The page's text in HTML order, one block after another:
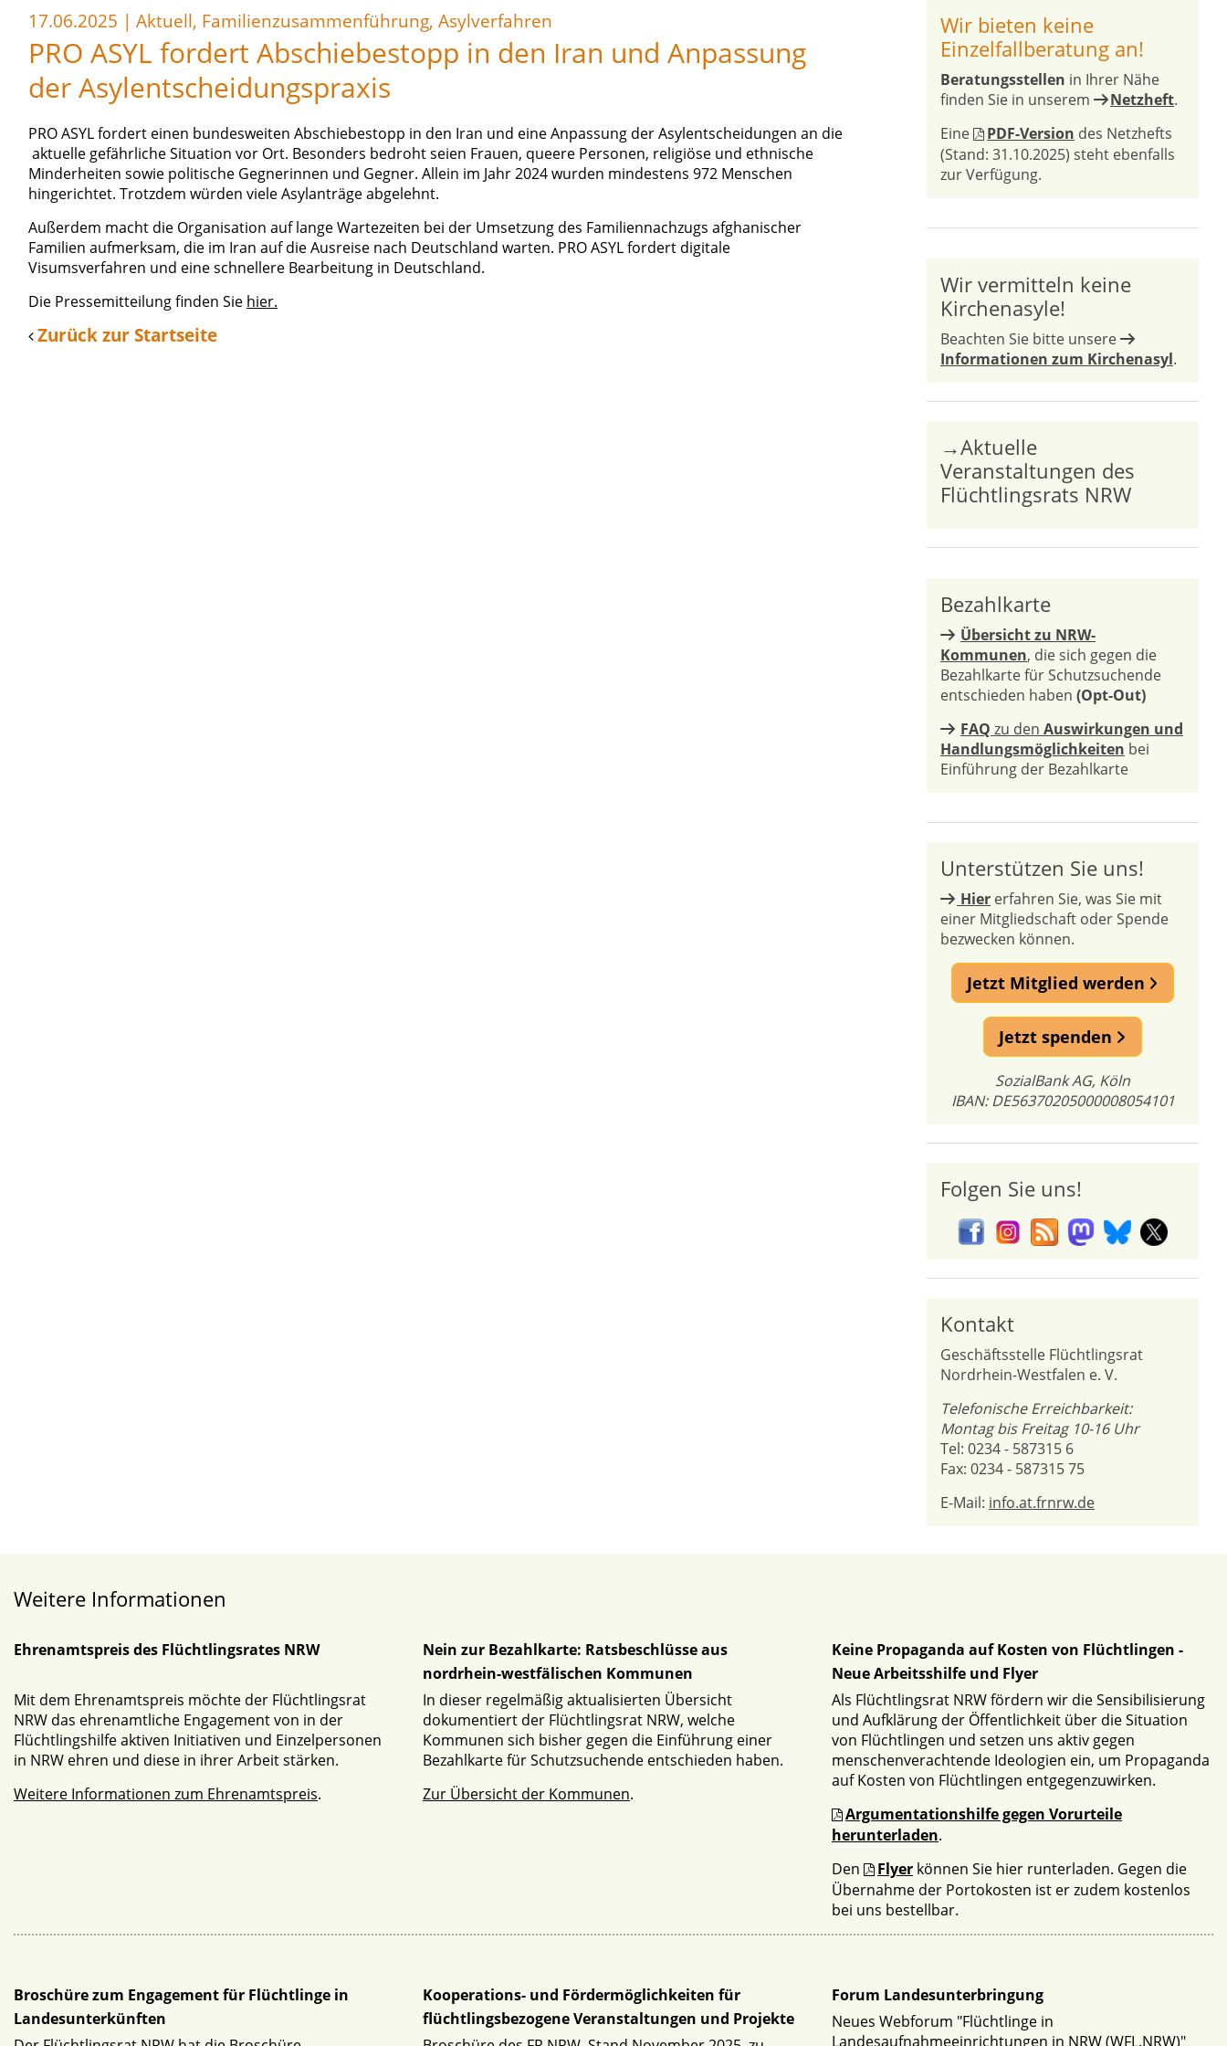
17.06.2025 | Aktuell, Familienzusammenführung, Asylverfahren
PRO ASYL fordert Abschiebestopp in den Iran und Anpassung
der Asylentscheidungspraxis
PRO ASYL fordert einen bundesweiten Abschiebestopp in den Iran und eine Anpassung der Asylentscheidungen an die
aktuelle gefährliche Situation vor Ort. Besonders bedroht seien Frauen, queere Personen, religiöse und ethnische
Minderheiten sowie politische Gegnerinnen und Gegner. Allein im Jahr 2024 wurden mindestens 972 Menschen
hingerichtet. Trotzdem würden viele Asylanträge abgelehnt.
Außerdem macht die Organisation auf lange Wartezeiten bei der Umsetzung des Familiennachzugs afghanischer
Familien aufmerksam, die im Iran auf die Ausreise nach Deutschland warten. PRO ASYL fordert digitale
Visumsverfahren und eine schnellere Bearbeitung in Deutschland.
Die Pressemitteilung finden Sie hier.
Zurück zur Startseite
Wir bieten keine
Einzelfallberatung an!
Beratungsstellen in Ihrer Nähe
finden Sie in unserem
Netzheft.
Eine
PDF-Version des Netzhefts
(Stand: 31.10.2025) steht ebenfalls
zur Verfügung.
Wir vermitteln keine
Kirchenasyle!
Beachten Sie bitte unsere
Informationen zum Kirchenasyl.
→Aktuelle
Veranstaltungen des
Flüchtlingsrats NRW
Bezahlkarte
Übersicht zu NRW-
Kommunen, die sich gegen die
Bezahlkarte für Schutzsuchende
entschieden haben (Opt-Out)
FAQ zu den Auswirkungen und
Handlungsmöglichkeiten bei
Einführung der Bezahlkarte
Unterstützen Sie uns!
Hier erfahren Sie, was Sie mit
einer Mitgliedschaft oder Spende
bezwecken können.
Jetzt Mitglied werden
Jetzt spenden
SozialBank AG, Köln
IBAN: DE56370205000008054101
Folgen Sie uns!
Kontakt
Geschäftsstelle Flüchtlingsrat
Nordrhein-Westfalen e. V.
Telefonische Erreichbarkeit:
Montag bis Freitag 10-16 Uhr
Tel: 0234 - 587315 6
Fax: 0234 - 587315 75
E-Mail: info.at.frnrw.de
Weitere Informationen
Ehrenamtspreis des Flüchtlingsrates NRW
Mit dem Ehrenamtspreis möchte der Flüchtlingsrat
NRW das ehrenamtliche Engagement von in der
Flüchtlingshilfe aktiven Initiativen und Einzelpersonen
in NRW ehren und diese in ihrer Arbeit stärken.
Weitere Informationen zum Ehrenamtspreis.
Nein zur Bezahlkarte: Ratsbeschlüsse aus
nordrhein-westfälischen Kommunen
In dieser regelmäßig aktualisierten Übersicht
dokumentiert der Flüchtlingsrat NRW, welche
Kommunen sich bisher gegen die Einführung einer
Bezahlkarte für Schutzsuchende entschieden haben.
Zur Übersicht der Kommunen.
Keine Propaganda auf Kosten von Flüchtlingen -
Neue Arbeitsshilfe und Flyer
Als Flüchtlingsrat NRW fördern wir die Sensibilisierung
und Aufklärung der Öffentlichkeit über die Situation
von Flüchtlingen und setzen uns aktiv gegen
menschenverachtende Ideologien ein, um Propaganda
auf Kosten von Flüchtlingen entgegenzuwirken.
Argumentationshilfe gegen Vorurteile
herunterladen.
Den
Flyer können Sie hier runterladen. Gegen die
Übernahme der Portokosten ist er zudem kostenlos
bei uns bestellbar.
Broschüre zum Engagement für Flüchtlinge in
Landesunterkünften
Kooperations- und Fördermöglichkeiten für
flüchtlingsbezogene Veranstaltungen und Projekte
Forum Landesunterbringung
Neues Webforum "Flüchtlinge in
Landesaufnahmeeinrichtungen in NRW (WFL.NRW)"